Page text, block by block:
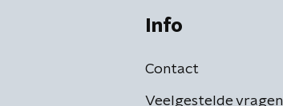
Info
Contact
Veelgestelde vragen